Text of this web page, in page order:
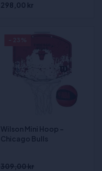
298,00 kr
Wilson Mini Hoop -
Chicago Bulls
309,00 kr